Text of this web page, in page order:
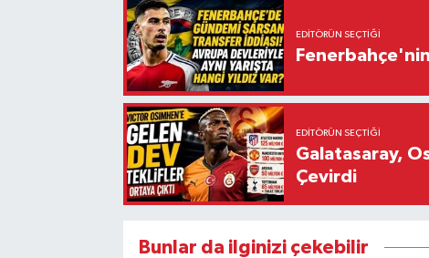
EDITÖRÜN SEÇTIĞI
EDITÖRÜN SEÇTIĞI
Galatasaray,
Çevirdi
Bunlar da ilginizi çekebilir